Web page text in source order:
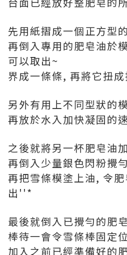
先用紙摺成一個正方型
再倒入專用的肥皂油於
可以取出~
界成一條條, 再將它扭
另外有用上不同型狀的
再放於水入加快凝固的
之後就將另一杯肥皂油
再倒入少量銀色閃粉攪
再把雪條模塗上油, 令
出''*
最後就倒入已攪勻的肥
棒待一會令雪條棒固定
加入之前已經準備好的